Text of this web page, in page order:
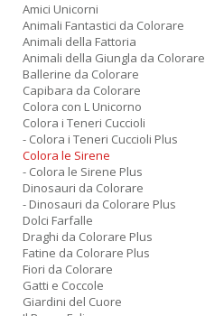
Amici Unicorni
Animali Fantastici da Colorare
Animali della Fattoria
Animali della Giungla da Colorare
Ballerine da Colorare
Capibara da Colorare
Colora con L Unicorno
Colora i Teneri Cuccioli
- Colora i Teneri Cuccioli Plus
Colora le Sirene
- Colora le Sirene Plus
Dinosauri da Colorare
- Dinosauri da Colorare Plus
Dolci Farfalle
Draghi da Colorare Plus
Fatine da Colorare Plus
Fiori da Colorare
Gatti e Coccole
Giardini del Cuore